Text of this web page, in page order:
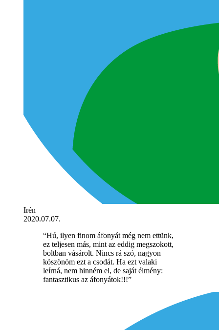
Irén
2020.07.07.
“Hú, ilyen finom áfonyát még nem ettünk,
ez teljesen más, mint az eddig megszokott,
boltban vásárolt. Nincs rá szó, nagyon
köszönöm ezt a csodát. Ha ezt valaki
leírná, nem hinném el, de saját élmény:
fantasztikus az áfonyátok!!!”